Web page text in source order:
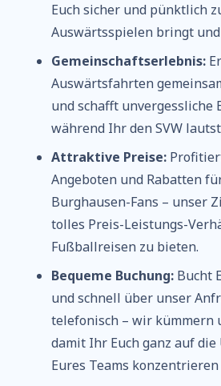
Euch sicher und pünktlich
Auswärtsspielen bringt
Gemeinschaftserlebnis:
Auswärtsfahrten
und schafft unvergessliche
während Ihr den SVW
Attraktive Preise:
Angeboten und Rabatten
Burghausen-Fans – unser
tolles Preis-Leistungs-
Fußballreisen zu bieten.
Bequeme Buchung: Bucht
und schnell über unser
telefonisch – wir kümmern
damit Ihr Euch ganz auf
Eures Teams